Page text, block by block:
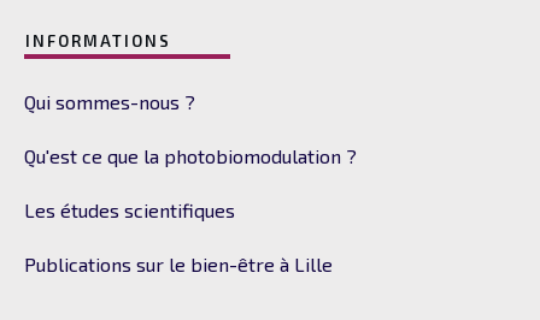
INFORMATIONS
Qui sommes-nous ?
Qu'est ce que la photobiomodulation ?
Les études scientifiques
Publications sur le bien-être à Lille